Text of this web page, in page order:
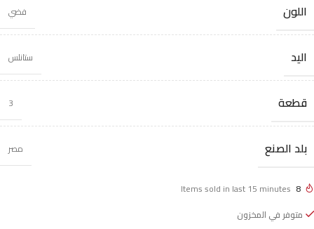
اللون فضي
اليد ستانلس
قطعة 3
بلد الصنع مصر
8
Items sold in last 15 minutes
متوفر في المخزون